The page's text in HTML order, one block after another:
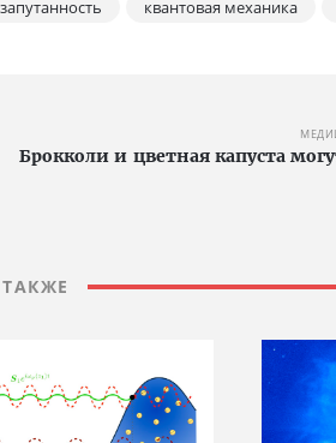
квантовая механика
Брокколи и цветная капуста